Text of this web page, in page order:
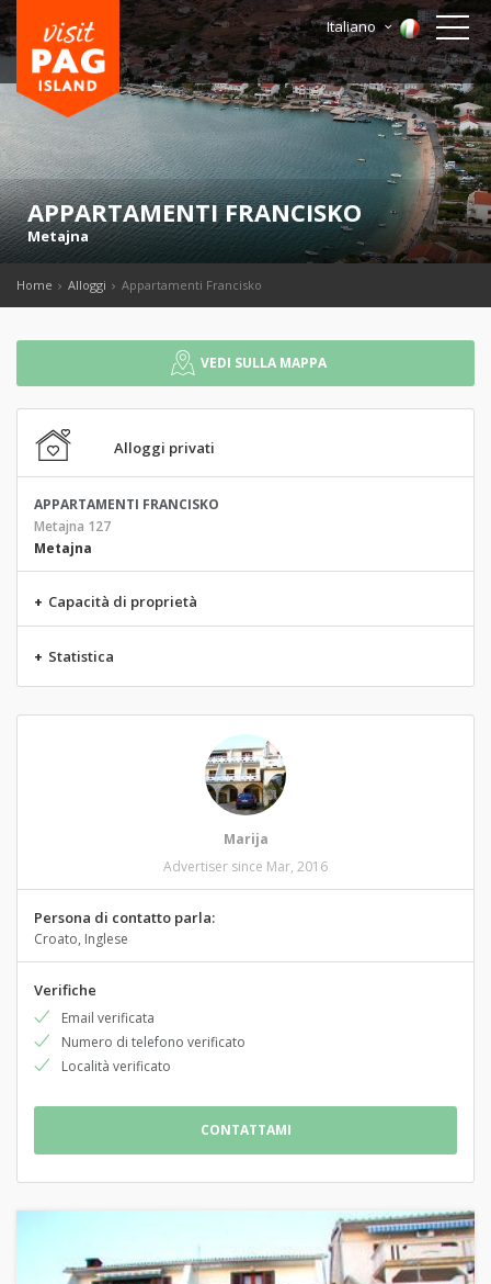
Italiano
APPARTAMENTI FRANCISKO
Metajna
Home Alloggi Appartamenti Francisko
VEDI SULLA MAPPA
Alloggi privati
APPARTAMENTI FRANCISKO
Metajna 127
Metajna
+ Capacità di proprietà
+ Statistica
Marija
Advertiser since Mar, 2016
Persona di contatto parla:
Croato, Inglese
Verifiche
Email verificata
Numero di telefono verificato
Località verificato
CONTATTAMI